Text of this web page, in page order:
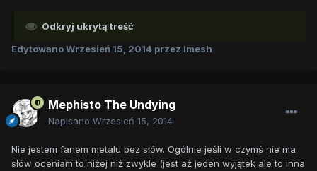
Odkryj ukrytą treść
EdytowanoWrzesień 15, 2014 przez Imesh
Mephisto The Undying
Napisano Wrzesień 15, 2014
Nie jestem fanem metalu bez słów. Ogólnie jeśli w czymś nie ma
słów oceniam to niżej niż zwykle (jest aż jeden wyjątek ale to inna